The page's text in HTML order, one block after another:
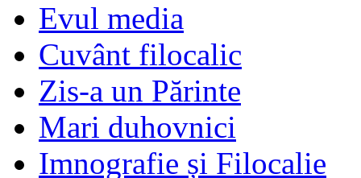
Evul media
Cuvânt filocalic
Zis-a un Părinte
Mari duhovnici
Imnografie și Filocalie